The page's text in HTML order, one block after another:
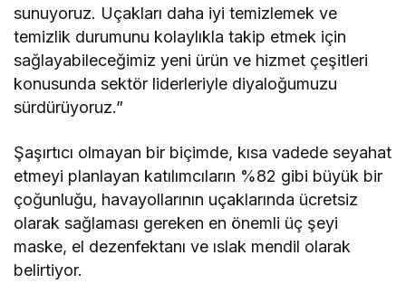
sunuyoruz. Uçakları daha iyi temizlemek ve
temizlik durumunu kolaylıkla takip etmek için
sağlayabileceğimiz yeni ürün ve hizmet çeşitleri
konusunda sektör liderleriyle diyaloğumuzu
sürdürüyoruz.”
Şaşırtıcı olmayan bir biçimde, kısa vadede seyahat
etmeyi planlayan katılımcıların %82 gibi büyük bir
çoğunluğu, havayollarının uçaklarında ücretsiz
olarak sağlaması gereken en önemli üç şeyi
maske, el dezenfektanı ve ıslak mendil olarak
belirtiyor.